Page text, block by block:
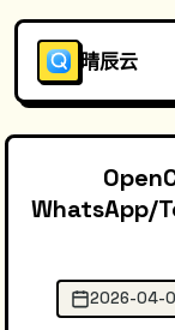
晴辰云
WhatsApp/
2026-04-